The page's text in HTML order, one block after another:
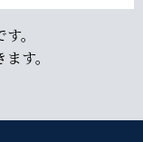
。
す。